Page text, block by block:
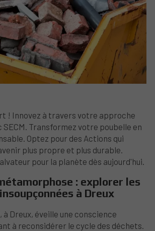
! Innovez à travers votre approche
SECM. Transformez votre poubelle en
Optez pour des Actions qui
plus propre et plus durable.
pour la planète dès aujourd'hui.
: explorer les
à Dreux
à Dreux, éveille une conscience
à reconsidérer le cycle des déchets.